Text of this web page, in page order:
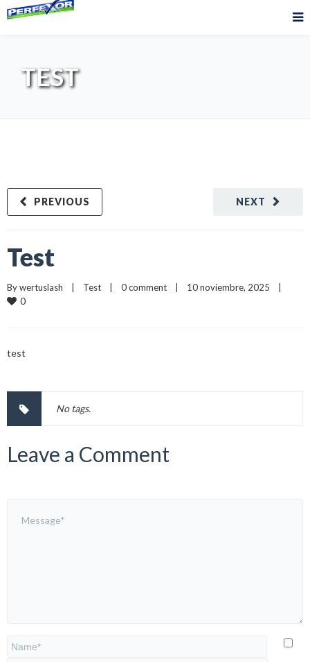
TEST
NEXT
PREVIOUS
Test
By wertuslash Test 0 comment
0
test
No tags.
Leave a Comment